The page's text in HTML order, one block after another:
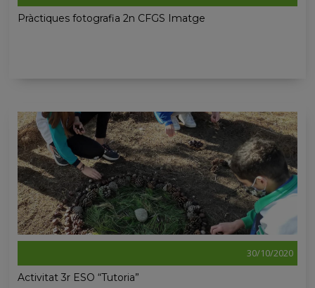
Pràctiques fotografia 2n CFGS Imatge
30/10/2020
Activitat 3r ESO “Tutoria”